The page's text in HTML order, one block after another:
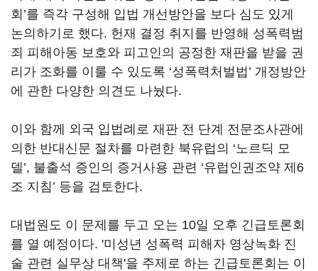
회’를 즉각 구성해 입법 개선방안을 보다 심도 있게
논의하기로 했다. 헌재 결정 취지를 반영해 성폭력범
죄 피해아동 보호와 피고인의 공정한 재판을 받을 권
리가 조화를 이룰 수 있도록 ‘성폭력처벌법’ 개정방안
에 관한 다양한 의견도 나눴다.
이와 함께 외국 입법례로 재판 전 단계 전문조사관에
의한 반대신문 절차를 마련한 북유럽의 ‘노르딕 모
델’, 불출석 증인의 증거사용 관련 ‘유럽인권조약 제6
조 지침’ 등을 검토한다.
대법원도 이 문제를 두고 오는 10일 오후 긴급토론회
를 열 예정이다. '미성년 성폭력 피해자 영상녹화 진
술 관련 실무상 대책'을 주제로 하는 긴급토론회는 이